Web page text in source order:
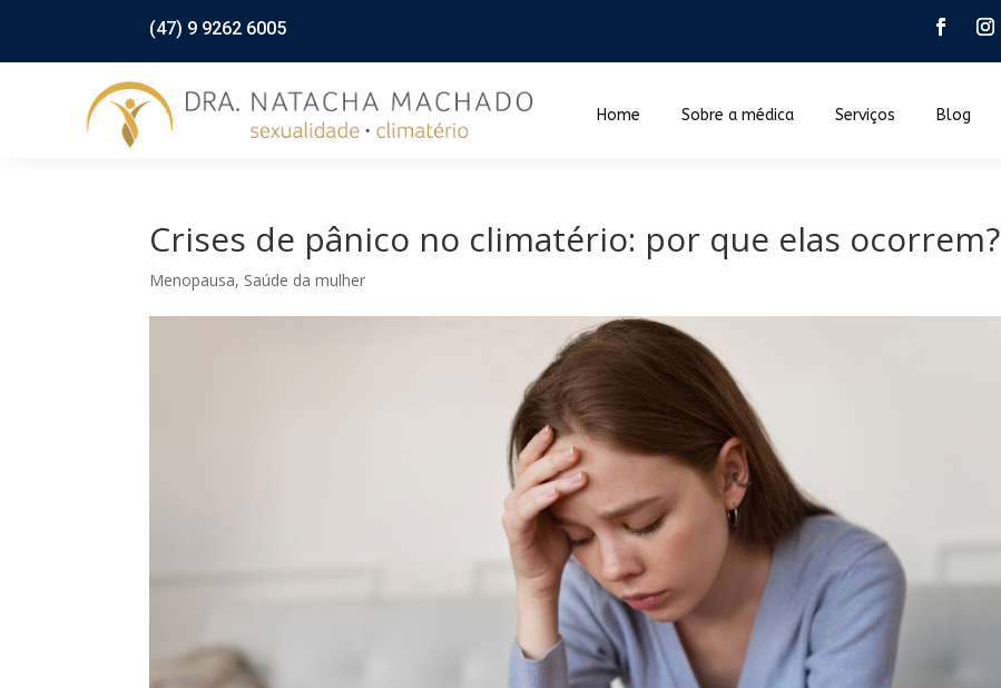
(47) 9 9262 6005
Home Sobre a médica Serviços Blog
Crises de pânico no climatério: por que elas ocorrem?
Menopausa, Saúde da mulher